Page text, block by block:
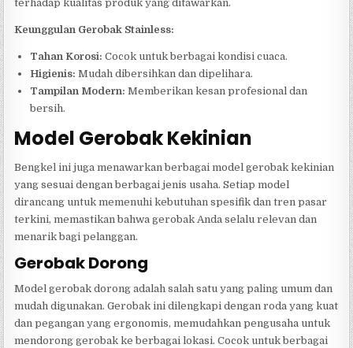
terhadap kualitas produk yang ditawarkan.
Keunggulan Gerobak Stainless:
Tahan Korosi: Cocok untuk berbagai kondisi cuaca.
Higienis: Mudah dibersihkan dan dipelihara.
Tampilan Modern: Memberikan kesan profesional dan
bersih.
Model Gerobak Kekinian
Bengkel ini juga menawarkan berbagai model gerobak kekinian
yang sesuai dengan berbagai jenis usaha. Setiap model
dirancang untuk memenuhi kebutuhan spesifik dan tren pasar
terkini, memastikan bahwa gerobak Anda selalu relevan dan
menarik bagi pelanggan.
Gerobak Dorong
Model gerobak dorong adalah salah satu yang paling umum dan
mudah digunakan. Gerobak ini dilengkapi dengan roda yang kuat
dan pegangan yang ergonomis, memudahkan pengusaha untuk
mendorong gerobak ke berbagai lokasi. Cocok untuk berbagai